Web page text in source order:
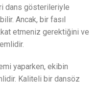
dans gösterileriyle
Ancak, bir fasıl
etmeniz gerektiğini ve
yaparken, ekibin
Kaliteli bir dansöz